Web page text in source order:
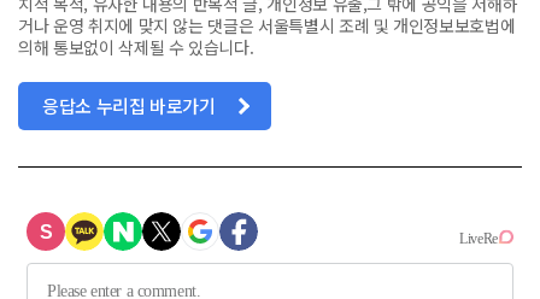
거나 운영 취지에 맞지 않는 댓글은 서울특별시 조례 및 개인정보보호법에
의해 통보없이 삭제될 수 있습니다.
응답소 누리집 바로가기